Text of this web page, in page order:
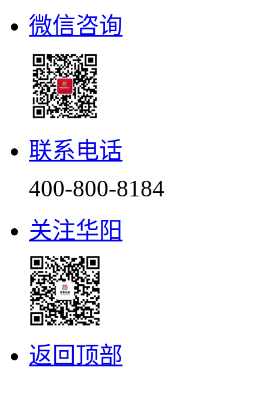
微信咨询
联系电话
400-800-8184
关注华阳
返回顶部